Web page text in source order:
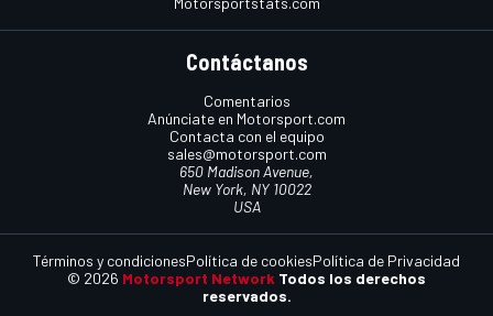
Contáctanos
Comentarios
Anúnciate en Motorsport.com
Contacta con el equipo
sales@motorsport.com
650 Madison Avenue,
New York, NY 10022
USA
© 2026 Motorsport Network Todos los derechos
reservados.
Términos y condicionesPolítica de cookiesPolítica de Privacidad